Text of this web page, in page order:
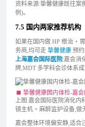
资料来源:挚馨健康既往案
例)。
7.5 国内两家推荐机构
如果在国内做 HP 根治 +
务商,均可走 挚馨健康 预
上海嘉会国际医院:嘉会消
牌,MDT 多学科会诊体系
挚馨健康国内体检-嘉
上图:嘉会国际医院消化
镜主机 + 麻醉监护设备,做
嘉会整体环境偏安静,适合